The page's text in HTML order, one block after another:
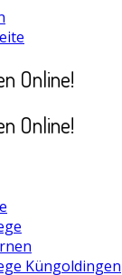
Online!
Online!
Küngoldingen